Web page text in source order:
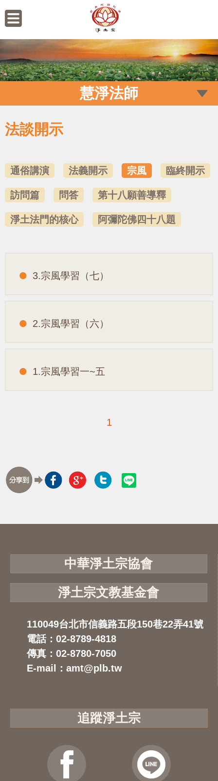
慧淨法師
法談開示
通俗講演 法義開示 宗風 臨終開示
訪問篇 問答 第十八願善導釋
淨土法門的核心 阿彌陀佛四十八題
3.宗風學習（七）
2.宗風學習（六）
1.宗風學習一~五
1
中華淨土宗協會
淨土宗文教基金會
110049台北市信義路五段150巷22弄41號
電話：02-8789-4818
傳真：02-8780-7050
E-mail：amt@plb.tw
追蹤淨土宗